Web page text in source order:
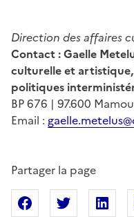
Direction des affaires
Contact : Gaelle
culturelle et
politiques
BP 676 | 97.600
Email :
Partager la page
Partager surPartager